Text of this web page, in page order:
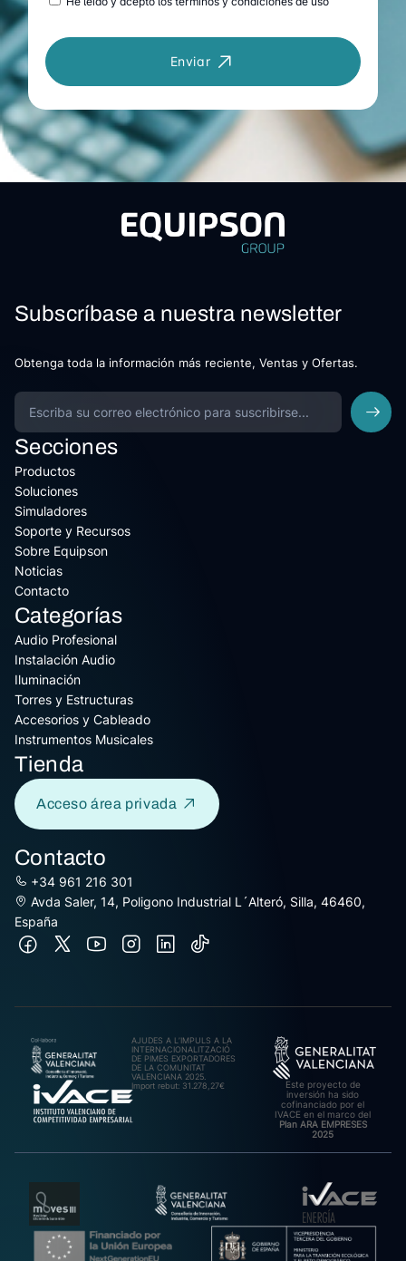
Enviar
Subscríbase a nuestra newsletter
Obtenga toda la información más reciente, Ventas y Ofertas.
Secciones
Productos
Soluciones
Simuladores
Soporte y Recursos
Sobre Equipson
Noticias
Contacto
Categorías
Audio Profesional
Instalación Audio
Iluminación
Torres y Estructuras
Accesorios y Cableado
Instrumentos Musicales
Tienda
Acceso área privada
Contacto
+34 961 216 301
Avda Saler, 14, Poligono Industrial L´Alteró, Silla, 46460,
España
AJUDES A L’IMPULS A LA
INTERNACIONALITZACIÓ
DE PIMES EXPORTADORES
DE LA COMUNITAT
VALENCIANA 2025.
Import rebut: 31.278,27€
Este proyecto de
inversión ha sido
cofinanciado por el
IVACE en el marco del
Plan ARA EMPRESES
2025